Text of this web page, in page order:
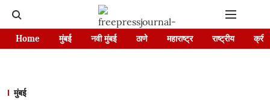
Home मुंबई नवी मुंबई ठाणे महाराष्ट्र राष्ट्रीय
मुंबई